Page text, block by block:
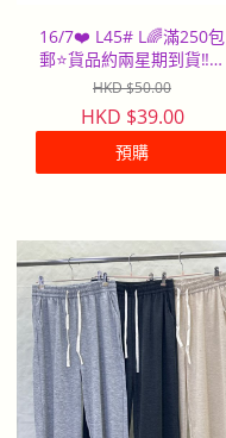
16/7❤️ L45# L🌈滿250包
郵⭐️貨品約兩星期到貨‼️早
到早派
HKD $50.00
HKD $39.00
預購